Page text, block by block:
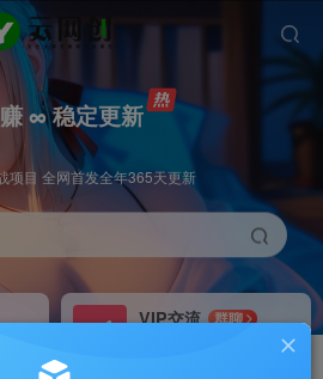
∞ 稳定更新
项目 全网首发全年365天更新
VIP交流
群聊
研究探讨更多创业项目路子。